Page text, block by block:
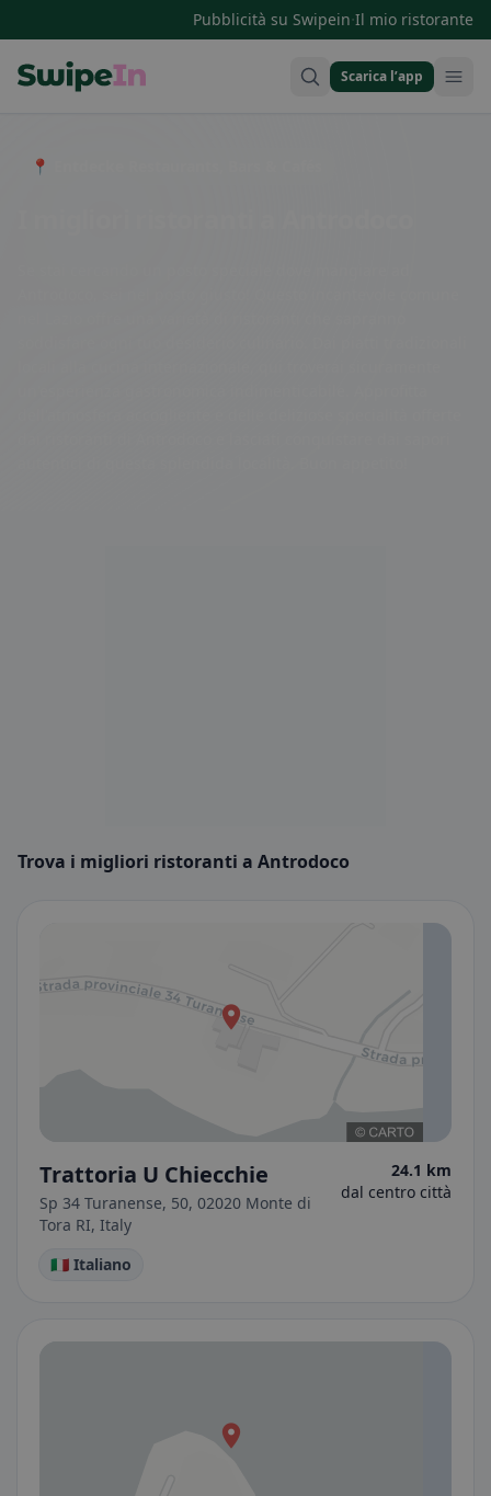
Pubblicità su Swipein·Il mio ristorante
Scarica l’app
📍 Entdecke Restaurants, Bars & Cafés
Trova i migliori ristoranti a Antrodoco
Trattoria U Chiecchie
Sp 34 Turanense, 50, 02020 Monte di
Tora RI, Italy
24.1 km
dal centro città
🇮🇹 Italiano